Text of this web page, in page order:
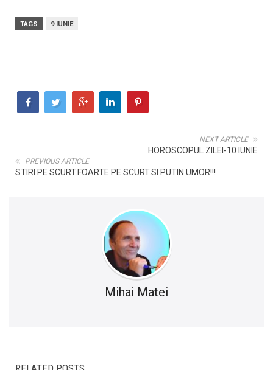
TAGS 9 IUNIE
NEXT ARTICLE
HOROSCOPUL ZILEI-10 IUNIE
PREVIOUS ARTICLE
STIRI PE SCURT.FOARTE PE SCURT.SI PUTIN UMOR!!!
Mihai Matei